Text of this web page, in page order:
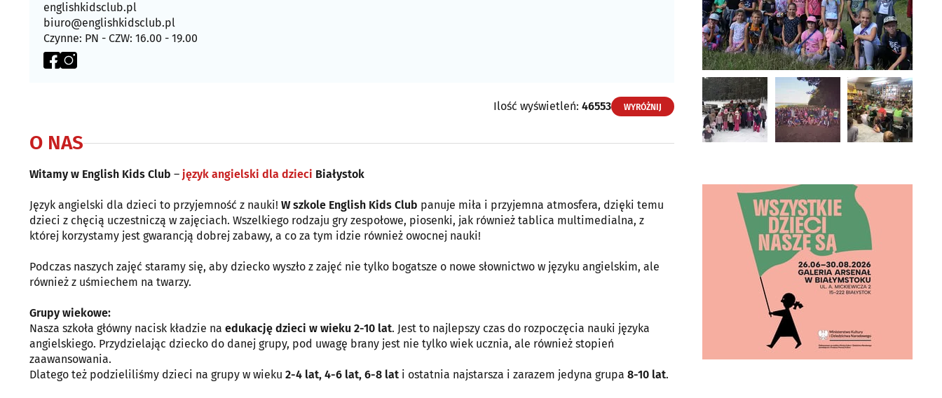
englishkidsclub.pl
biuro@englishkidsclub.pl
Czynne: PN - CZW: 16.00 - 19.00
Ilość wyświetleń: 46553 WYRÓŻNIJ
O NAS
Witamy w English Kids Club – język angielski dla dzieci Białystok
Język angielski dla dzieci to przyjemność z nauki! W szkole English Kids Club panuje miła i przyjemna atmosfera, dzięki temu
dzieci z chęcią uczestniczą w zajęciach. Wszelkiego rodzaju gry zespołowe, piosenki, jak również tablica multimedialna, z
której korzystamy jest gwarancją dobrej zabawy, a co za tym idzie również owocnej nauki!
Podczas naszych zajęć staramy się, aby dziecko wyszło z zajęć nie tylko bogatsze o nowe słownictwo w języku angielskim, ale
również z uśmiechem na twarzy.
Grupy wiekowe:
Nasza szkoła główny nacisk kładzie na edukację dzieci w wieku 2-10 lat. Jest to najlepszy czas do rozpoczęcia nauki języka
angielskiego. Przydzielając dziecko do danej grupy, pod uwagę brany jest nie tylko wiek ucznia, ale również stopień
zaawansowania.
Dlatego też podzieliliśmy dzieci na grupy w wieku 2-4 lat, 4-6 lat, 6-8 lat i ostatnia najstarsza i zarazem jedyna grupa 8-10 lat.
English Kids Club
ul. Pogodna 39/2A
15-354 Białystok